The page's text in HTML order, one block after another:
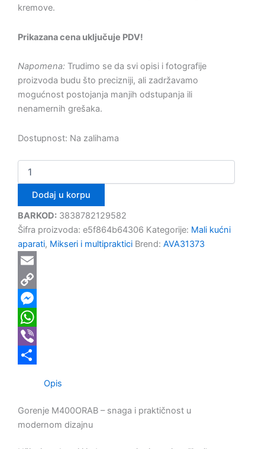
kremove.
Prikazana cena uključuje PDV!
Napomena: Trudimo se da svi opisi i fotografije
proizvoda budu što precizniji, ali zadržavamo
mogućnost postojanja manjih odstupanja ili
nenamernih grešaka.
Dostupnost: Na zalihama
Dodaj u korpu
BARKOD: 3838782129582
Šifra proizvoda: e5f864b64306 Kategorije: Mali kućni
aparati, Mikseri i multipraktici Brend: AVA31373
Email
Copy
Link
Messenger
WhatsApp
Viber
Opis
Gorenje M400ORAB – snaga i praktičnost u
modernom dizajnu